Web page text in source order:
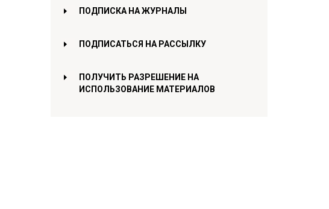
ПОДПИСКА НА ЖУРНАЛЫ
ПОДПИСАТЬСЯ НА РАССЫЛКУ
ПОЛУЧИТЬ РАЗРЕШЕНИЕ НА
ИСПОЛЬЗОВАНИЕ МАТЕРИАЛОВ